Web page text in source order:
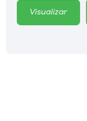
Unoesc
Store
Visualizar